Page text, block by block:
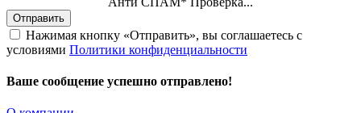
Отправить
Нажимая кнопку «Отправить», вы соглашаетесь с
условиями Политики конфиденциальности
Ваше сообщение успешно отправлено!